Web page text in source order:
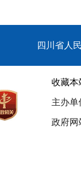
四川省人
收藏本
主办
政府网